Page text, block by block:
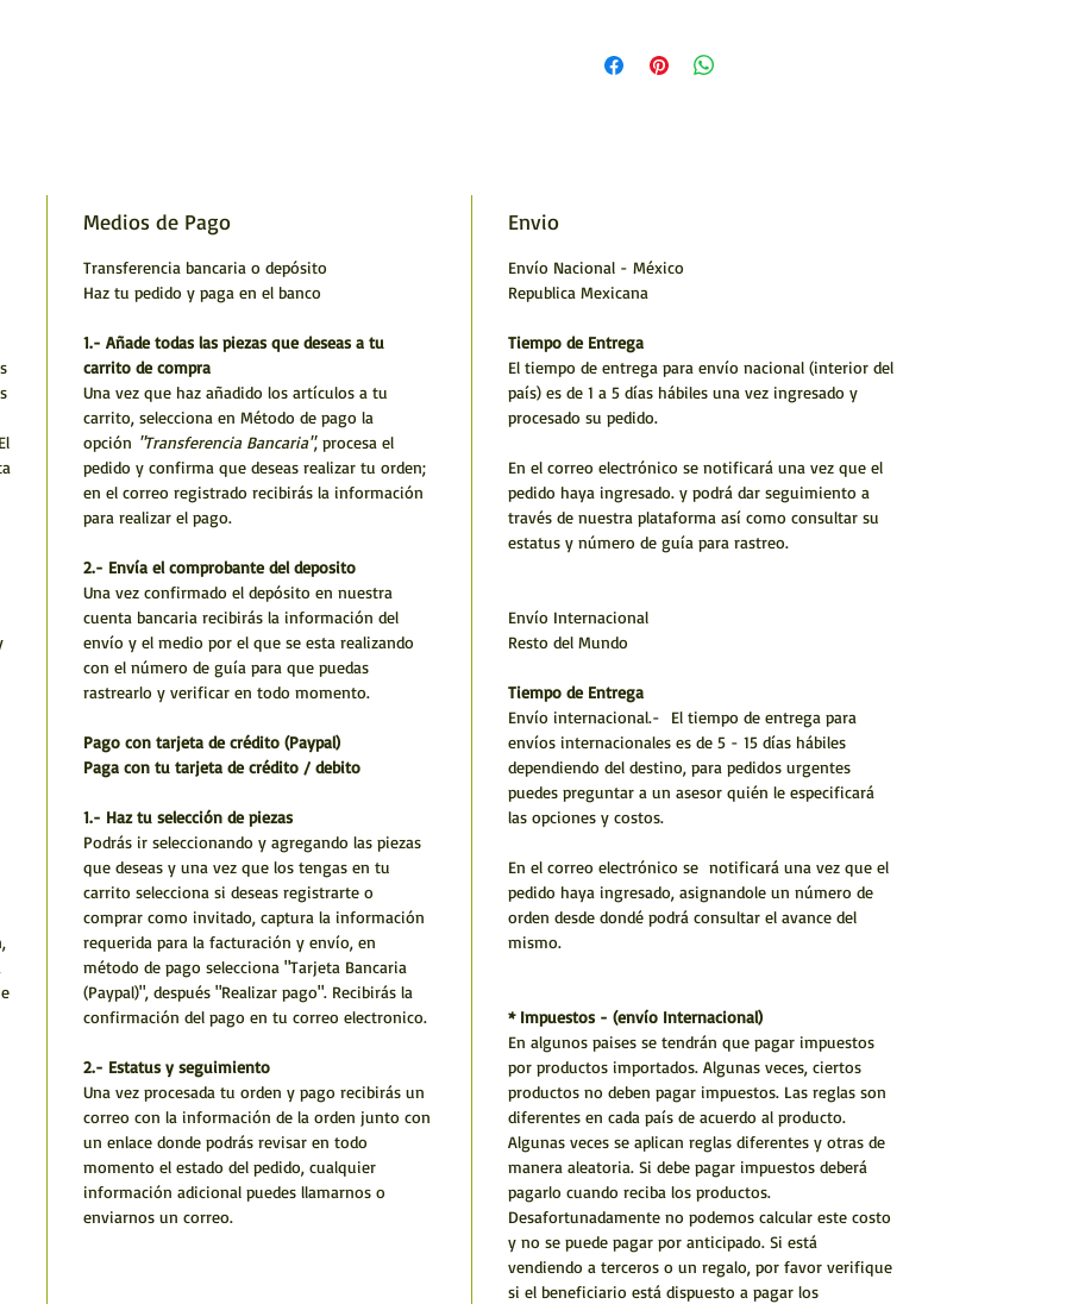
Medios de Pago
Transferencia bancaria o depósito
Haz tu pedido y paga en el banco
1.- Añade todas las piezas que deseas a tu
carrito de compra
Una vez que haz añadido los artículos a tu
carrito, selecciona en Método de pago la
opción "Transferencia Bancaria", procesa el
pedido y confirma que deseas realizar tu orden;
en el correo registrado recibirás la información
para realizar el pago.
2.- Envía el comprobante del deposito
Una vez confirmado el depósito en nuestra
cuenta bancaria recibirás la información del
envío y el medio por el que se esta realizando
con el número de guía para que puedas
rastrearlo y verificar en todo momento.
Pago con tarjeta de crédito (Paypal)
Paga con tu tarjeta de crédito / debito
1.- Haz tu selección de piezas
Podrás ir seleccionando y agregando las piezas
que deseas y una vez que los tengas en tu
carrito selecciona si deseas registrarte o
comprar como invitado, captura la información
requerida para la facturación y envío, en
método de pago selecciona "Tarjeta Bancaria
(Paypal)", después "Realizar pago". Recibirás la
confirmación del pago en tu correo electronico.
2.- Estatus y seguimiento
Una vez procesada tu orden y pago recibirás un
correo con la información de la orden junto con
un enlace donde podrás revisar en todo
momento el estado del pedido, cualquier
información adicional puedes llamarnos o
enviarnos un correo.
Envio
Envío Nacional - México
Republica Mexicana
Tiempo de Entrega
El tiempo de entrega para envío nacional (interior del
país) es de 1 a 5 días hábiles una vez ingresado y
procesado su pedido.
En el correo electrónico se notificará una vez que el
pedido haya ingresado. y podrá dar seguimiento a
través de nuestra plataforma así como consultar su
estatus y número de guía para rastreo.
Envío Internacional
Resto del Mundo
Tiempo de Entrega
Envío internacional.- El tiempo de entrega para
envíos internacionales es de 5 - 15 días hábiles
dependiendo del destino, para pedidos urgentes
puedes preguntar a un asesor quién le especificará
las opciones y costos.
En el correo electrónico se notificará una vez que el
pedido haya ingresado, asignandole un número de
orden desde dondé podrá consultar el avance del
mismo.
* Impuestos - (envío Internacional)
En algunos paises se tendrán que pagar impuestos
por productos importados. Algunas veces, ciertos
productos no deben pagar impuestos. Las reglas son
diferentes en cada país de acuerdo al producto.
Algunas veces se aplican reglas diferentes y otras de
manera aleatoria. Si debe pagar impuestos deberá
pagarlo cuando reciba los productos.
Desafortunadamente no podemos calcular este costo
y no se puede pagar por anticipado. Si está
vendiendo a terceros o un regalo, por favor verifique
si el beneficiario está dispuesto a pagar los